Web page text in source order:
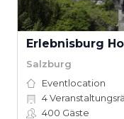
Erlebnisburg
Salzburg
Eventlocation
4
400 Gäste